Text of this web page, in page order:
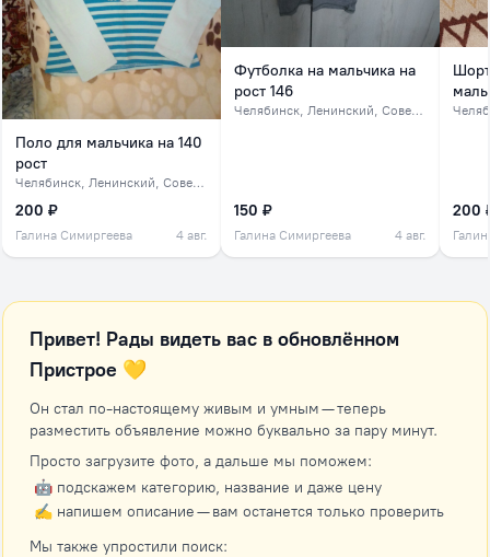
Поло для мальчика на 140
рост
Челябинск, Ленинский, Советский, северок
200 ₽
Галина Симиргеева 4 авг.
Футболка на мальчика на
рост 146
Челябинск, Ленинский, Советский, северок
150 ₽
Галина Симиргеева 4 авг.
200
Привет! Рады видеть вас в обновлённом
Пристрое 💛
Он стал по-настоящему живым и умным — теперь
разместить объявление можно буквально за пару минут.
Просто загрузите фото, а дальше мы поможем:
🤖 подскажем категорию, название и даже цену
✍️ напишем описание — вам останется только проверить
Мы также упростили поиск: